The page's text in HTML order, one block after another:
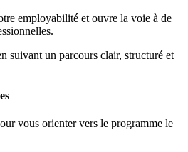
employabilité et ouvre la voie à de
suivant un parcours clair, structuré et
vous orienter vers le programme le